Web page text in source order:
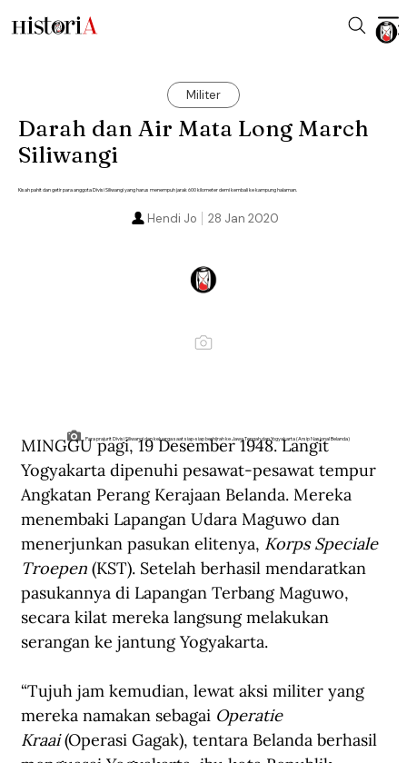
Militer
Darah dan Air Mata Long March
Siliwangi
Kisah pahit dan getir para anggota Divisi Siliwangi yang harus menempuh jarak 600 kilometer demi kembali ke kampung halaman.
28 Jan 2020
Hendi Jo
Para prajurit Divisi Siliwangi dan keluarga saat siap-siap berhijrah ke Jawa Tengah dan Yogyakarta (Arsip Nasional Belanda)
MINGGU pagi, 19 Desember 1948. Langit
Yogyakarta dipenuhi pesawat-pesawat tempur
Angkatan Perang Kerajaan Belanda. Mereka
menembaki Lapangan Udara Maguwo dan
menerjunkan pasukan elitenya, Korps Speciale
Troepen (KST). Setelah berhasil mendaratkan
pasukannya di Lapangan Terbang Maguwo,
secara kilat mereka langsung melakukan
serangan ke jantung Yogyakarta.
“Tujuh jam kemudian, lewat aksi militer yang
mereka namakan sebagai Operatie
Kraai (Operasi Gagak), tentara Belanda berhasil